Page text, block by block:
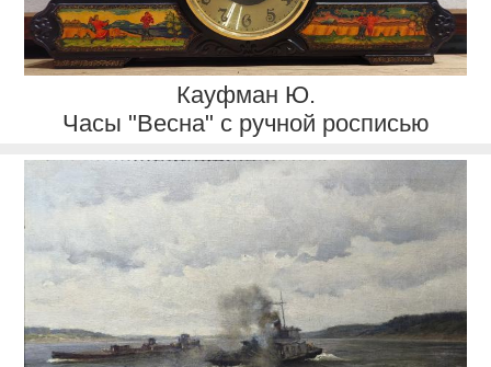
Кауфман Ю.
Часы "Весна" с ручной росписью